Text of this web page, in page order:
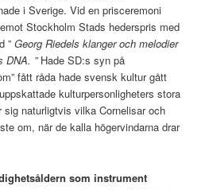
i Sverige. Vid en prisceremoni
Stockholm Stads hederspris med
”Georg Riedels klanger och melodier
DNA. ” Hade SD:s syn på
fått råda hade svensk kultur gått
kulturpersonligheters stora
sig naturligtvis vilka Cornelisar och
om, när de kalla högervindarna drar
som instrument